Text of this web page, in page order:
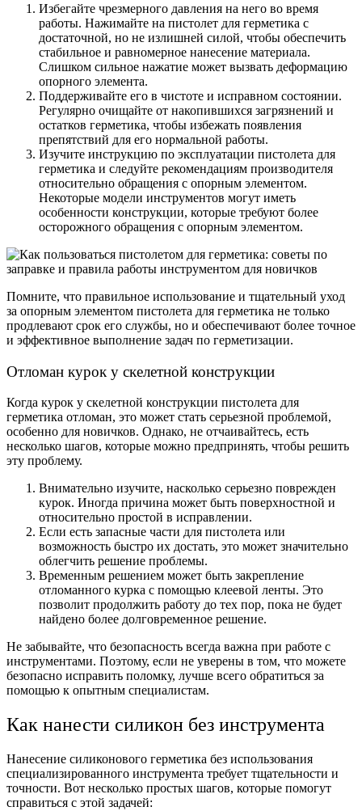
Избегайте чрезмерного давления на него во время
работы. Нажимайте на пистолет для герметика с
достаточной, но не излишней силой, чтобы обеспечить
стабильное и равномерное нанесение материала.
Слишком сильное нажатие может вызвать деформацию
опорного элемента.
Поддерживайте его в чистоте и исправном состоянии.
Регулярно очищайте от накопившихся загрязнений и
остатков герметика, чтобы избежать появления
препятствий для его нормальной работы.
Изучите инструкцию по эксплуатации пистолета для
герметика и следуйте рекомендациям производителя
относительно обращения с опорным элементом.
Некоторые модели инструментов могут иметь
особенности конструкции, которые требуют более
осторожного обращения с опорным элементом.
Помните, что правильное использование и тщательный уход
за опорным элементом пистолета для герметика не только
продлевают срок его службы, но и обеспечивают более точное
и эффективное выполнение задач по герметизации.
Отломан курок у скелетной конструкции
Когда курок у скелетной конструкции пистолета для
герметика отломан, это может стать серьезной проблемой,
особенно для новичков. Однако, не отчаивайтесь, есть
несколько шагов, которые можно предпринять, чтобы решить
эту проблему.
Внимательно изучите, насколько серьезно поврежден
курок. Иногда причина может быть поверхностной и
относительно простой в исправлении.
Если есть запасные части для пистолета или
возможность быстро их достать, это может значительно
облегчить решение проблемы.
Временным решением может быть закрепление
отломанного курка с помощью клеевой ленты. Это
позволит продолжить работу до тех пор, пока не будет
найдено более долговременное решение.
Не забывайте, что безопасность всегда важна при работе с
инструментами. Поэтому, если не уверены в том, что можете
безопасно исправить поломку, лучше всего обратиться за
помощью к опытным специалистам.
Как нанести силикон без инструмента
Нанесение силиконового герметика без использования
специализированного инструмента требует тщательности и
точности. Вот несколько простых шагов, которые помогут
справиться с этой задачей: